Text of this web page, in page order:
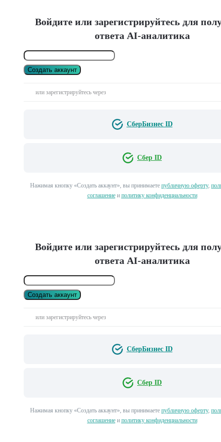
Войдите или зарегистрируйтесь для
ответа AI-аналитика
Создать аккаунт
или зарегистрируйтесь через
СберБизнес ID
Сбер ID
Нажимая кнопку «Создать аккаунт», вы принимаете публичную оферту,
соглашениеи политику конфиденциальности
Войдите или зарегистрируйтесь для
ответа AI-аналитика
Создать аккаунт
или зарегистрируйтесь через
СберБизнес ID
Сбер ID
Нажимая кнопку «Создать аккаунт», вы принимаете публичную оферту,
соглашениеи политику конфиденциальности